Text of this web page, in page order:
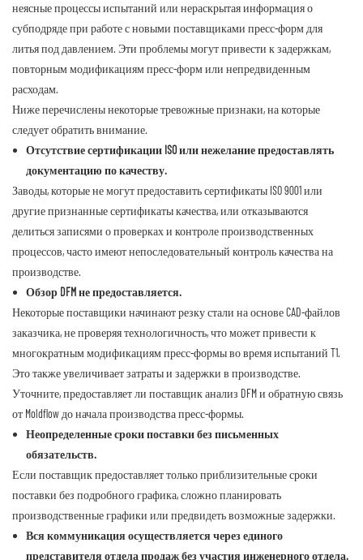
неясные процессы испытаний или нераскрытая информация о
субподряде при работе с новыми поставщиками пресс-форм для
литья под давлением. Эти проблемы могут привести к задержкам,
повторным модификациям пресс-форм или непредвиденным
расходам.
Ниже перечислены некоторые тревожные признаки, на которые
следует обратить внимание.
Отсутствие сертификации ISO или нежелание предоставлять
документацию по качеству.
Заводы, которые не могут предоставить сертификаты ISO 9001 или
другие признанные сертификаты качества, или отказываются
делиться записями о проверках и контроле производственных
процессов, часто имеют непоследовательный контроль качества на
производстве.
Обзор DFM не предоставляется.
Некоторые поставщики начинают резку стали на основе CAD-файлов
заказчика, не проверяя технологичность, что может привести к
многократным модификациям пресс-формы во время испытаний T1.
Это также увеличивает затраты и задержки в производстве.
Уточните, предоставляет ли поставщик анализ DFM и обратную связь
от Moldflow до начала производства пресс-формы.
Неопределенные сроки поставки без письменных
обязательств.
Если поставщик предоставляет только приблизительные сроки
поставки без подробного графика, сложно планировать
производственные графики или предвидеть возможные задержки.
Вся коммуникация осуществляется через единого
представителя отдела продаж без участия инженерного отдела.